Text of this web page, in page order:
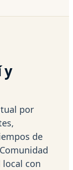
y
por
de
con